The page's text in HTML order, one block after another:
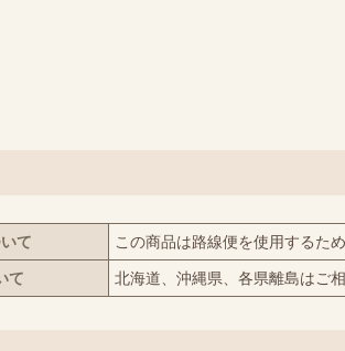
て
この商品は路線便を使用するた
て
北海道、沖縄県、各県離島はご相